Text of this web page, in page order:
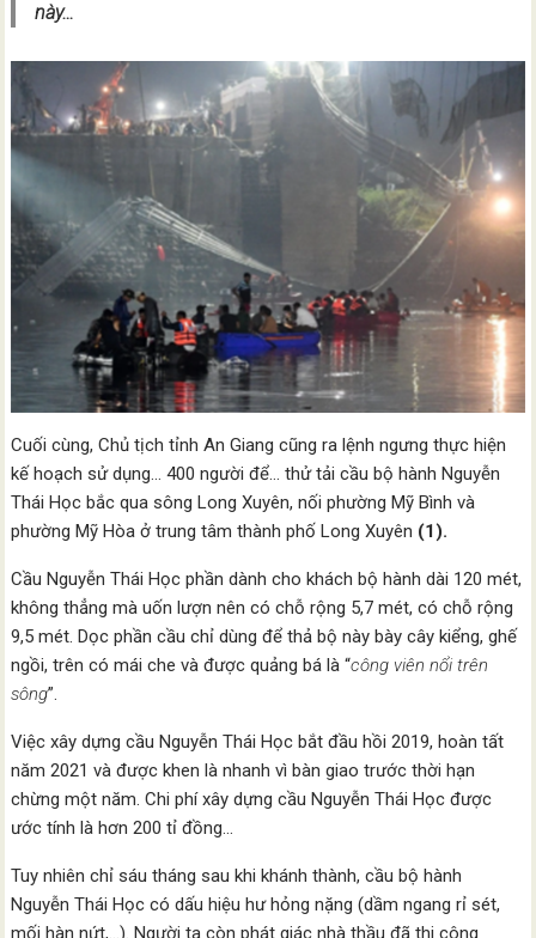
này…
Cuối cùng, Chủ tịch tỉnh An Giang cũng ra lệnh ngưng thực hiện
kế hoạch sử dụng… 400 người để… thử tải cầu bộ hành Nguyễn
Thái Học bắc qua sông Long Xuyên, nối phường Mỹ Bình và
phường Mỹ Hòa ở trung tâm thành phố Long Xuyên (1).
Cầu Nguyễn Thái Học phần dành cho khách bộ hành dài 120 mét,
không thẳng mà uốn lượn nên có chỗ rộng 5,7 mét, có chỗ rộng
9,5 mét. Dọc phần cầu chỉ dùng để thả bộ này bày cây kiểng, ghế
ngồi, trên có mái che và được quảng bá là “công viên nổi trên
sông”.
Việc xây dựng cầu Nguyễn Thái Học bắt đầu hồi 2019, hoàn tất
năm 2021 và được khen là nhanh vì bàn giao trước thời hạn
chừng một năm. Chi phí xây dựng cầu Nguyễn Thái Học được
ước tính là hơn 200 tỉ đồng…
Tuy nhiên chỉ sáu tháng sau khi khánh thành, cầu bộ hành
Nguyễn Thái Học có dấu hiệu hư hỏng nặng (dầm ngang rỉ sét,
mối hàn nứt,…). Người ta còn phát giác nhà thầu đã thi công